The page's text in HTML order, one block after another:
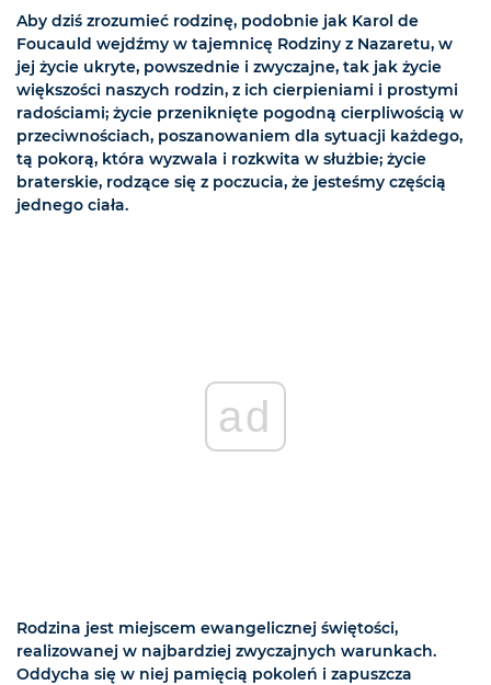
Aby dziś zrozumieć rodzinę, podobnie jak Karol de
Foucauld wejdźmy w tajemnicę Rodziny z Nazaretu, w
jej życie ukryte, powszednie i zwyczajne, tak jak życie
większości naszych rodzin, z ich cierpieniami i prostymi
radościami; życie przeniknięte pogodną cierpliwością w
przeciwnościach, poszanowaniem dla sytuacji każdego,
tą pokorą, która wyzwala i rozkwita w służbie; życie
braterskie, rodzące się z poczucia, że jesteśmy częścią
jednego ciała.
ad
Rodzina jest miejscem ewangelicznej świętości,
realizowanej w najbardziej zwyczajnych warunkach.
Oddycha się w niej pamięcią pokoleń i zapuszcza